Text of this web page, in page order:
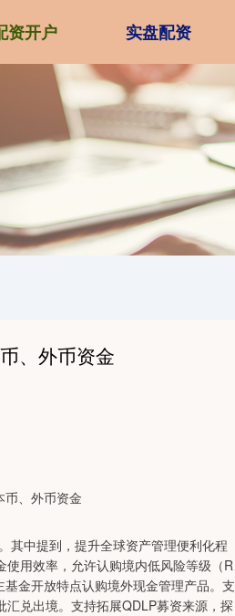
资开户 实盘配资
、外币资金
中提到，提升全球资产管理便利化程
用效率，允许认购境内低风险等级（R
金开放特点认购境外现金管理产品。支
兑出境。支持拓展QDLP募资来源，探